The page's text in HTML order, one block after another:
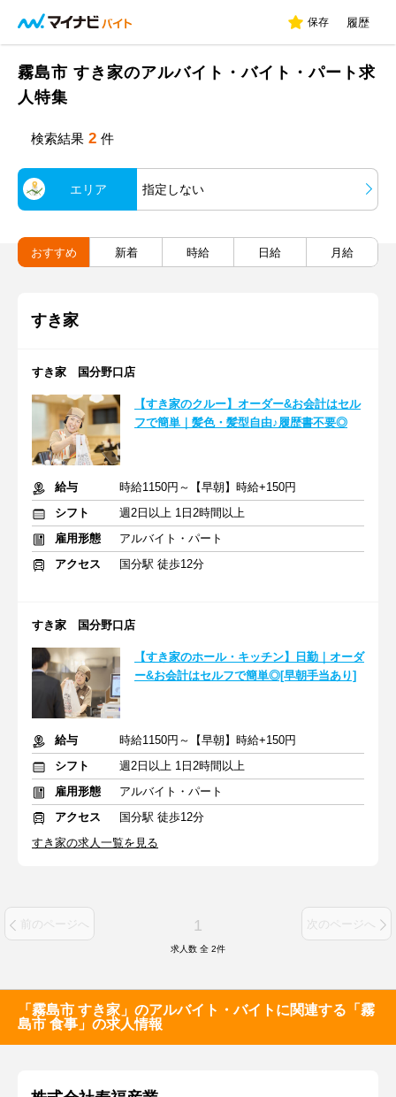
保存 履歴
霧島市 すき家のアルバイト・バイト・パート求
人特集
検索結果 2 件
エリア 指定しない
おすすめ 新着 時給 日給 月給
すき家
すき家 国分野口店
【すき家のクルー】オーダー&お会計はセル
フで簡単｜髪色・髪型自由♪履歴書不要◎
給与
時給1150円～【早朝】時給+150円
シフト
週2日以上 1日2時間以上
雇用形態
アルバイト・パート
アクセス
国分駅 徒歩12分
すき家 国分野口店
【すき家のホール・キッチン】日勤｜オーダ
ー&お会計はセルフで簡単◎[早朝手当あり]
給与
時給1150円～【早朝】時給+150円
シフト
週2日以上 1日2時間以上
雇用形態
アルバイト・パート
アクセス
国分駅 徒歩12分
すき家の求人一覧を見る
前のページへ 1 次のページへ
求人数 全 2件
「霧島市 すき家」のアルバイト・バイトに関連する「霧
島市 食事」の求人情報